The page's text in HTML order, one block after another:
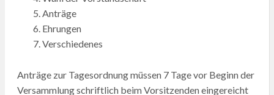
5. Anträge
6. Ehrungen
7. Verschiedenes
Anträge zur Tagesordnung müssen 7 Tage vor Beginn der
Versammlung schriftlich beim Vorsitzenden eingereicht